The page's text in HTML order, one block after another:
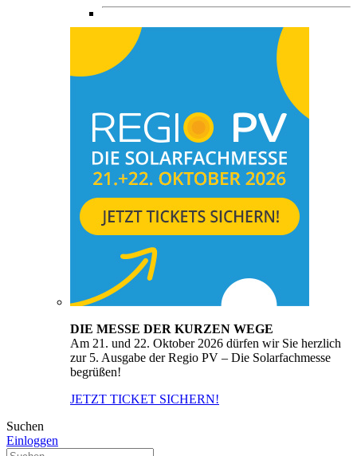
DIE MESSE DER KURZEN WEGE
Am 21. und 22. Oktober 2026 dürfen wir Sie herzlich
zur 5. Ausgabe der Regio PV – Die Solarfachmesse
begrüßen!
JETZT TICKET SICHERN!
Suchen
Einloggen